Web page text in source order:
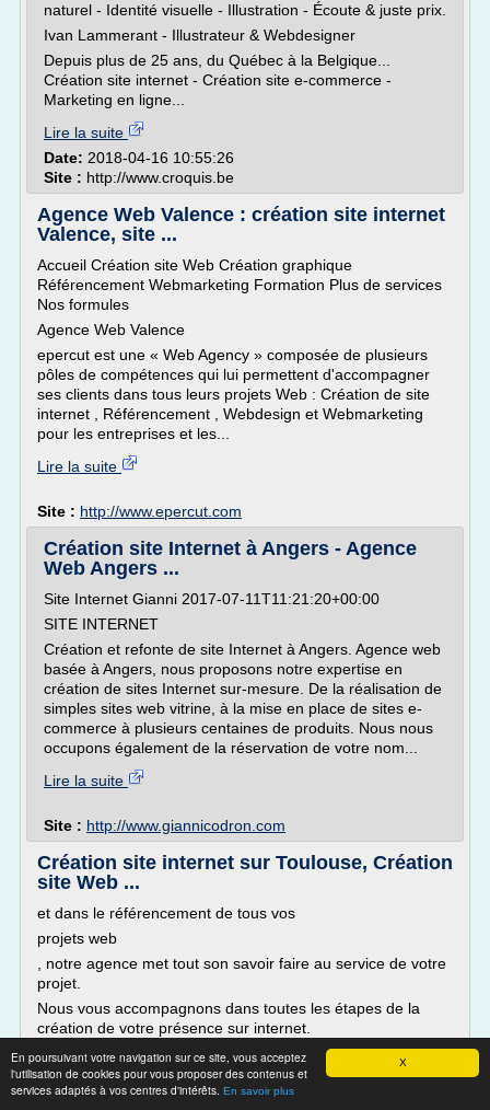
X
En poursuivant votre navigation sur ce site, vous acceptez
l'utilisation de cookies pour vous proposer des contenus et
services adaptés à vos centres d'intérêts. En savoir plus
naturel - Identité visuelle - Illustration - Écoute & juste prix.
Ivan Lammerant - Illustrateur & Webdesigner
Depuis plus de 25 ans, du Québec à la Belgique...
Création site internet - Création site e-commerce -
Marketing en ligne...
Lire la suite
Date: 2018-04-16 10:55:26
Site : http://www.croquis.be
Agence Web Valence : création site internet
Valence, site ...
Accueil Création site Web Création graphique
Référencement Webmarketing Formation Plus de services
Nos formules
Agence Web Valence
epercut est une « Web Agency » composée de plusieurs
pôles de compétences qui lui permettent d'accompagner
ses clients dans tous leurs projets Web : Création de site
internet , Référencement , Webdesign et Webmarketing
pour les entreprises et les...
Lire la suite
Site : http://www.epercut.com
Création site Internet à Angers - Agence
Web Angers ...
Site Internet Gianni 2017-07-11T11:21:20+00:00
SITE INTERNET
Création et refonte de site Internet à Angers. Agence web
basée à Angers, nous proposons notre expertise en
création de sites Internet sur-mesure. De la réalisation de
simples sites web vitrine, à la mise en place de sites e-
commerce à plusieurs centaines de produits. Nous nous
occupons également de la réservation de votre nom...
Lire la suite
Site : http://www.giannicodron.com
Création site internet sur Toulouse, Création
site Web ...
et dans le référencement de tous vos
projets web
, notre agence met tout son savoir faire au service de votre
projet.
Nous vous accompagnons dans toutes les étapes de la
création de votre présence sur internet.
Nous vous aidons à affiner votre projet, à éviter certains
écueils, à faire les bons choix.
La création d'un...